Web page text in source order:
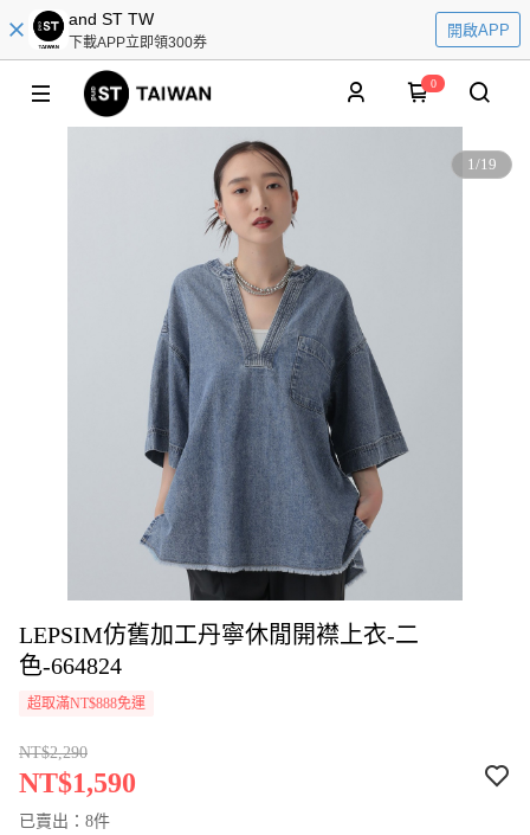
and ST TW
下載APP立即領300券
開啟APP
0
1/19
LEPSIM仿舊加工丹寧休閒開襟上衣-二
色-664824
超取滿NT$888免運
NT$2,290
NT$1,590
已賣出：8件